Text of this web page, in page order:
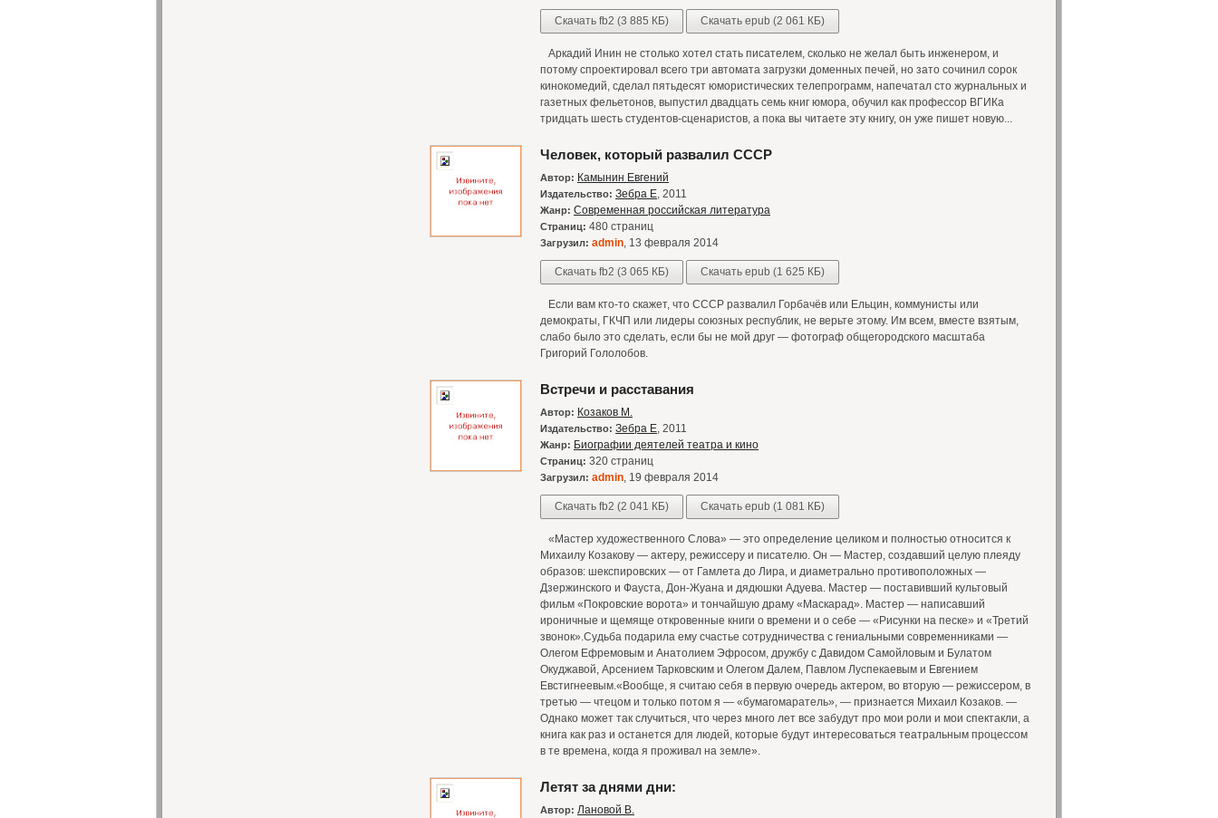
Скачать fb2 (3 885 КБ) Скачать epub (2 061 КБ)
Аркадий Инин не столько хотел стать писателем, сколько не желал быть инженером, и
потому спроектировал всего три автомата загрузки доменных печей, но зато сочинил сорок
кинокомедий, сделал пятьдесят юмористических телепрограмм, напечатал сто журнальных и
газетных фельетонов, выпустил двадцать семь книг юмора, обучил как профессор ВГИКа
тридцать шесть студентов-сценаристов, а пока вы читаете эту книгу, он уже пишет новую...
Человек, который развалил СССР
Автор: Камынин Евгений
Издательство: Зебра Е, 2011
Жанр: Современная российская литература
Страниц: 480 страниц
Загрузил: admin, 13 февраля 2014
Скачать fb2 (3 065 КБ) Скачать epub (1 625 КБ)
Если вам кто-то скажет, что СССР развалил Горбачёв или Ельцин, коммунисты или
демократы, ГКЧП или лидеры союзных республик, не верьте этому. Им всем, вместе взятым,
слабо было это сделать, если бы не мой друг — фотограф общегородского масштаба
Григорий Гололобов.
Встречи и расставания
Автор: Козаков М.
Издательство: Зебра Е, 2011
Жанр: Биографии деятелей театра и кино
Страниц: 320 страниц
Загрузил: admin, 19 февраля 2014
Скачать fb2 (2 041 КБ) Скачать epub (1 081 КБ)
«Мастер художественного Слова» — это определение целиком и полностью относится к
Михаилу Козакову — актеру, режиссеру и писателю. Он — Мастер, создавший целую плеяду
образов: шекспировских — от Гамлета до Лира, и диаметрально противоположных —
Дзержинского и Фауста, Дон-Жуана и дядюшки Адуева. Мастер — поставивший культовый
фильм «Покровские ворота» и тончайшую драму «Маскарад». Мастер — написавший
ироничные и щемяще откровенные книги о времени и о себе — «Рисунки на песке» и «Третий
звонок».Судьба подарила ему счастье сотрудничества с гениальными современниками —
Олегом Ефремовым и Анатолием Эфросом, дружбу с Давидом Самойловым и Булатом
Окуджавой, Арсением Тарковским и Олегом Далем, Павлом Луспекаевым и Евгением
Евстигнеевым.«Вообще, я считаю себя в первую очередь актером, во вторую — режиссером, в
третью — чтецом и только потом я — «бумагомаратель», — признается Михаил Козаков. —
Однако может так случиться, что через много лет все забудут про мои роли и мои спектакли, а
книга как раз и останется для людей, которые будут интересоваться театральным процессом
в те времена, когда я проживал на земле».
Летят за днями дни:
Автор: Лановой В.